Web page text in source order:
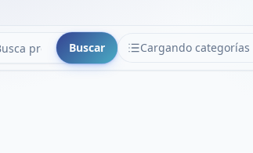
Buscar Cargando categorías
CATEGORÍAS